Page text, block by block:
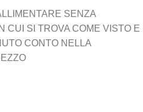
SENZA
CUI SI TROVA COME VISTO E
CONTO NELLA